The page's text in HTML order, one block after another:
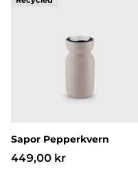
Sapor Pepperkvern
449,00 kr